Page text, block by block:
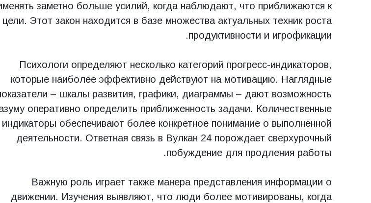
заметно больше усилий, когда наблюдают, что приближаются к
цели. Этот закон находится в базе множества актуальных техник роста
продуктивности и игрофикации.
Психологи определяют несколько категорий прогресс-индикаторов,
которые наиболее эффективно действуют на мотивацию. Наглядные
– шкалы развития, графики, диаграммы – дают возможность
оперативно определить приближенность задачи. Количественные
индикаторы обеспечивают более конкретное понимание о выполненной
деятельности. Ответная связь в Вулкан 24 порождает сверхурочный
побуждение для продления работы.
Важную роль играет также манера представления информации о
движении. Изучения выявляют, что люди более мотивированы, когда